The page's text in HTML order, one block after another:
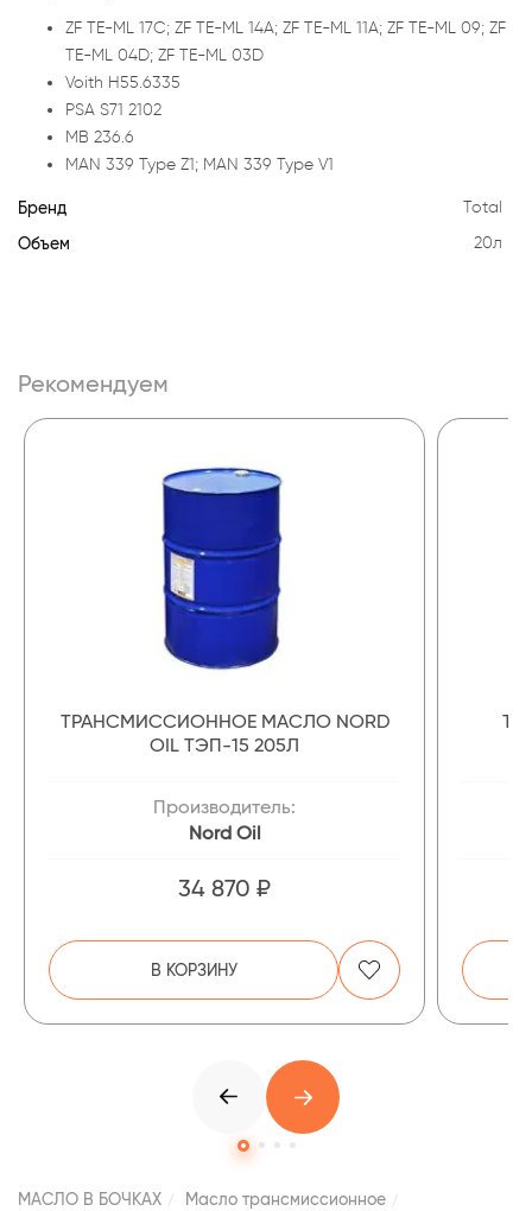
ZF TE-ML 17C; ZF TE-ML 14A; ZF TE-ML 11A; ZF TE-ML 09; ZF
TE-ML 04D; ZF TE-ML 03D
Voith H55.6335
PSA S71 2102
MB 236.6
MAN 339 Type Z1; MAN 339 Type V1
Бренд Total
Объем 20л
Рекомендуем
ТРАНСМИССИОННОЕ МАСЛО NORD
OIL ТЭП-15 205Л
Производитель:
Nord Oil
34 870 ₽
В КОРЗИНУ
МАСЛО В БОЧКАХ
Масло трансмиссионное